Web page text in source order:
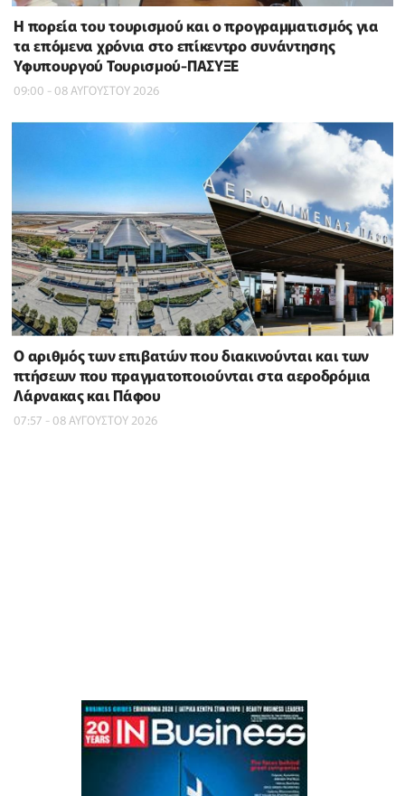
Η πορεία του τουρισμού και ο προγραμματισμός για
τα επόμενα χρόνια στο επίκεντρο συνάντησης
Υφυπουργού Τουρισμού-ΠΑΣΥΞΕ
09:00 - 08 ΑΥΓΟΥΣΤΟΥ 2026
Ο αριθμός των επιβατών που διακινούνται και των
πτήσεων που πραγματοποιούνται στα αεροδρόμια
Λάρνακας και Πάφου
07:57 - 08 ΑΥΓΟΥΣΤΟΥ 2026